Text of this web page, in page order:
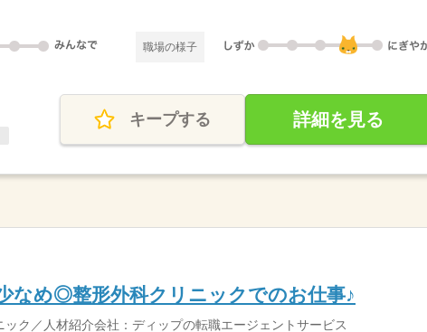
職場の様子
キープする 詳細を見る
なめ◎整形外科クリニックでのお仕事♪
ク／人材紹介会社：ディップの転職エージェントサービス